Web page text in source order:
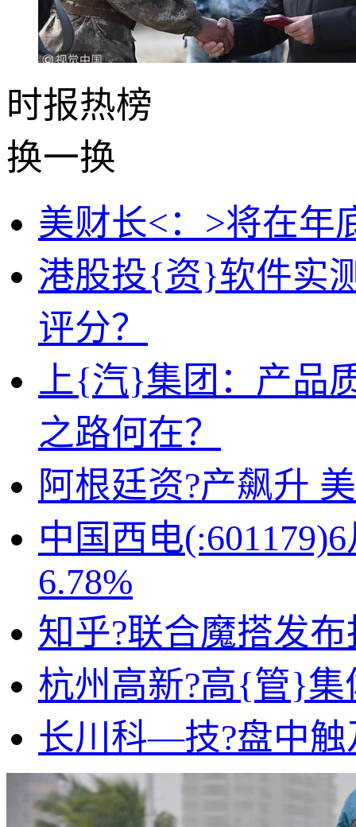
时报热榜
换一换
美财长<：>将在年
港股投{资}软件实
评分？
上{汽}集团：产品
之路何在？
阿根廷资?产飙升
中国西电
6.78%
知乎?联合魔搭发
杭州高新?高{管}
长川科—技?盘中触